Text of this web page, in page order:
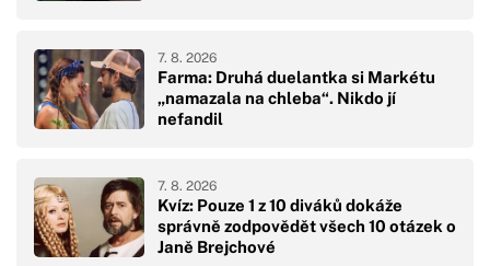
Farma: Druhá duelantka si Markétu
„namazala na chleba“. Nikdo jí
nefandil
7. 8. 2026
Kvíz: Pouze 1 z 10 diváků dokáže
správně zodpovědět všech 10 otázek o
Janě Brejchové
7. 8. 2026